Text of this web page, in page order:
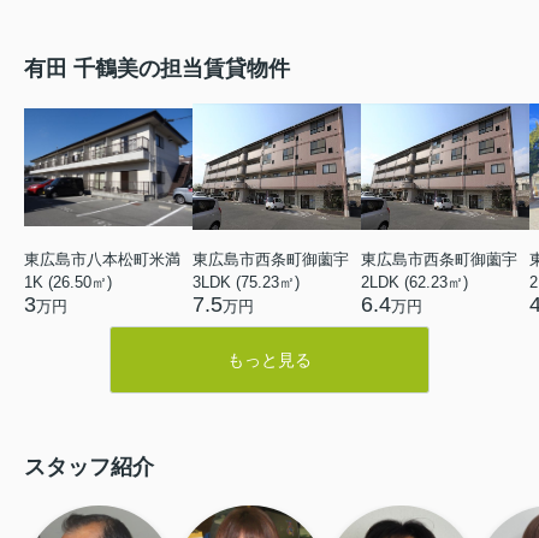
有田 千鶴美の担当賃貸物件
東広島市八本松町米満
1K (26.50㎡)
3万円
東広島市西条町御薗宇
3LDK (75.23㎡)
7.5万円
東広島市西条町御薗宇
2LDK (62.23㎡)
6.4万円
もっと見る
スタッフ紹介